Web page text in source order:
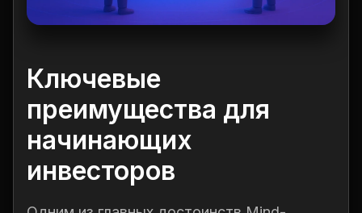
Ключевые
преимущества для
начинающих
инвесторов